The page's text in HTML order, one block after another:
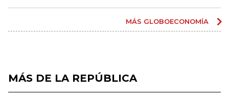
MÁS GLOBOECONOMÍA
MÁS DE LA REPÚBLICA